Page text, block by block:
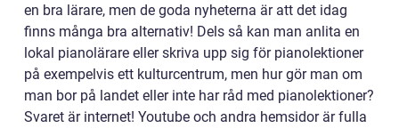
en bra lärare, men de goda nyheterna är att det idag
finns många bra alternativ! Dels så kan man anlita en
lokal pianolärare eller skriva upp sig för pianolektioner
på exempelvis ett kulturcentrum, men hur gör man om
man bor på landet eller inte har råd med pianolektioner?
Svaret är internet! Youtube och andra hemsidor är fulla